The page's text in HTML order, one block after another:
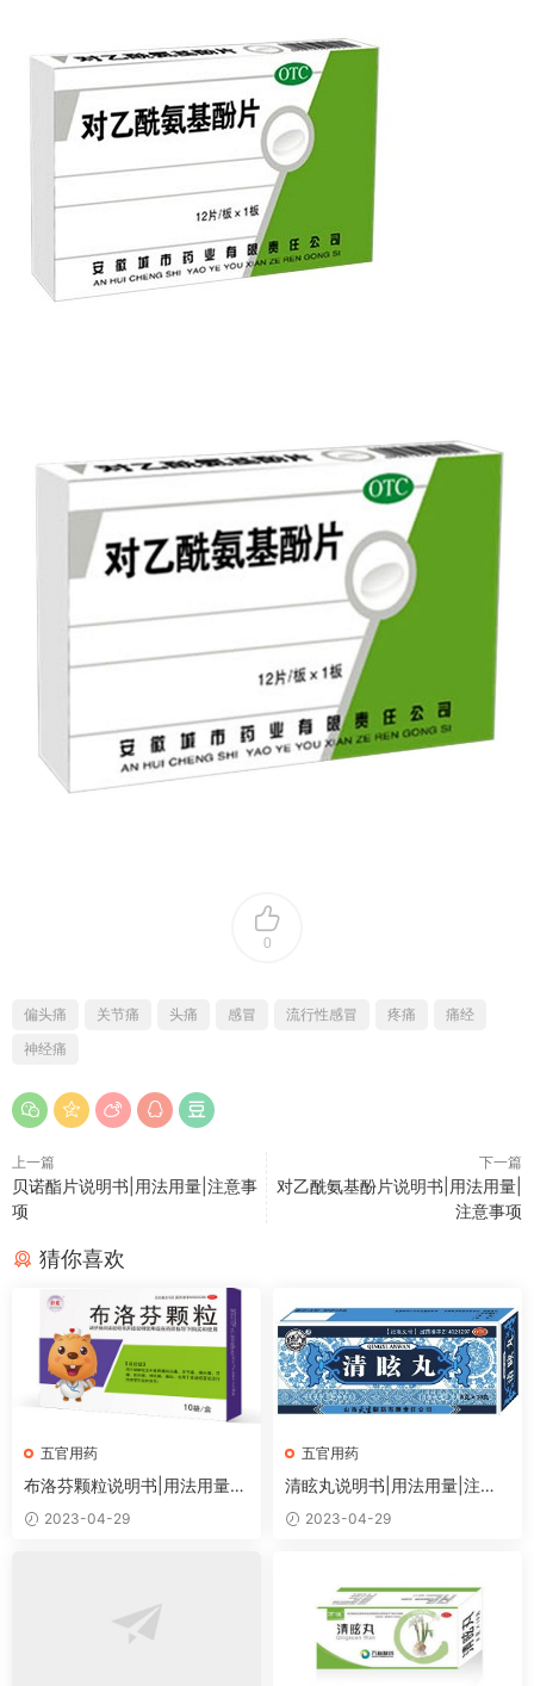
0
偏头痛 关节痛 头痛 感冒 流行性感冒 疼痛
痛经
神经痛
上一篇
贝诺酯片说明书|用法用量|注意事
项
下一篇
对乙酰氨基酚片说明书|用法用量|
注意事项
猜你喜欢
五官用药
布洛芬颗粒说明书|用法用量|
注意事项
2023-04-29
五官用药
清眩丸说明书|用法用量|注意
事项2023-04-29